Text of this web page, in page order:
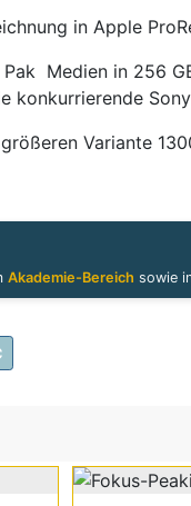
in Apple
Medien in 256
konkurrierende
Variante
Akademie-Bereich sowie